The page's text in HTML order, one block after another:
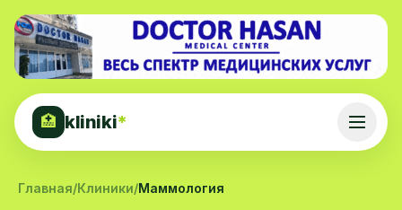
🏥 kliniki*
Главная/Клиники/Маммология